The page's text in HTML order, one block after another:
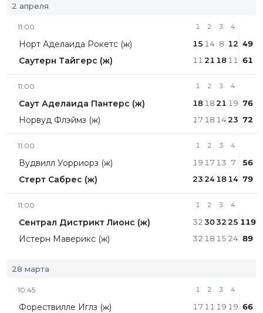
2 апреля
11:00
Норт Аделаида Рокетс (ж)
Саутерн Тайгерс (ж)
1
15
11
2
14
21
3
8
18
4
12
11
49
61
11:00
Саут Аделаида Пантерс (ж)
Норвуд Флэймз (ж)
1
18
17
2
18
18
3
21
14
4
19
23
76
72
11:00
Вудвилл Уорриорз (ж)
Стерт Сабрес (ж)
1
19
23
2
17
24
3
13
18
4
7
14
56
79
11:00
Сентрал Дистрикт Лионc (ж)
Истерн Маверикс (ж)
1
32
32
2
30
18
3
32
15
4
25
24
119
89
28 марта
10:45
Форествилле Иглз (ж)
1
17
2
11
3
19
4
19 66